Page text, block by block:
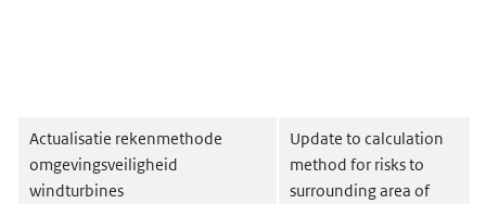
Actualisatie rekenmethode
omgevingsveiligheid
windturbines
Update to calculation
method for risks to
surrounding area of